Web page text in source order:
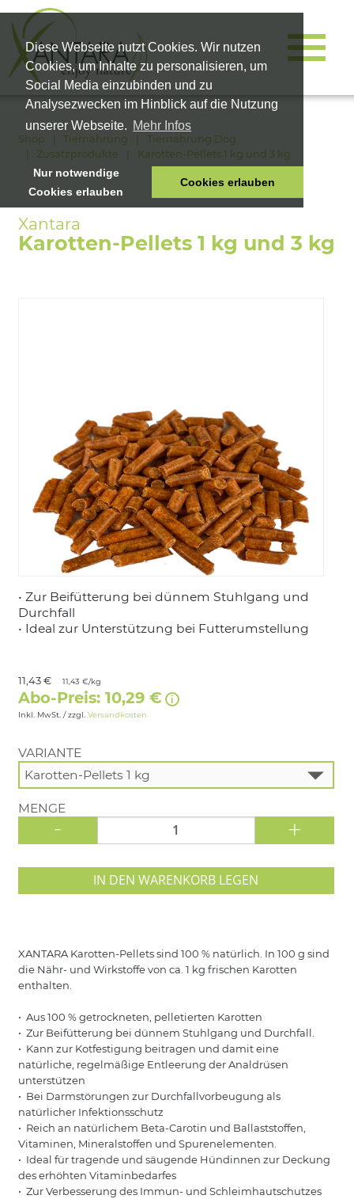
Diese Webseite nutzt Cookies. Wir nutzen
Cookies, um Inhalte zu personalisieren, um
Social Media einzubinden und zu
Analysezwecken im Hinblick auf die Nutzung
unserer Webseite. Mehr Infos
Nur notwendige
Cookies erlauben
Cookies erlauben
HOME
TIERNAHRUNG
VITALPRODUKTE
Shop Tiernahrung
Tiernahrung Dog
Zusatzprodukte
Karotten-Pellets 1 kg und 3 kg
Karotten-Pellets 1 kg und 3 kg
• Zur Beifütterung bei dünnem Stuhlgang und
Durchfall
• Ideal zur Unterstützung bei Futterumstellung
11,43 € 11,43 €/kg
Abo-Preis: 10,29 €
Inkl. MwSt. / zzgl. Versandkosten
VARIANTE
MENGE
- +
IN DEN WARENKORB LEGEN
XANTARA Karotten-Pellets sind 100 % natürlich. In 100 g sind
die Nähr- und Wirkstoffe von ca. 1 kg frischen Karotten
enthalten.
• Aus 100 % getrockneten, pelletierten Karotten
• Zur Beifütterung bei dünnem Stuhlgang und Durchfall.
• Kann zur Kotfestigung beitragen und damit eine
natürliche, regelmäßige Entleerung der Analdrüsen
unterstützen
• Bei Darmstörungen zur Durchfallvorbeugung als
natürlicher Infektionsschutz
• Reich an natürlichem Beta-Carotin und Ballaststoffen,
Vitaminen, Mineralstoffen und Spurenelementen.
• Ideal für tragende und säugende Hündinnen zur Deckung
des erhöhten Vitaminbedarfes
• Zur Verbesserung des Immun- und Schleimhautschutzes